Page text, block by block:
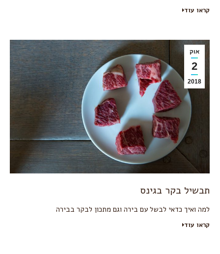
קראו עוד
אוק
2
2018
תבשיל בקר בגינס
למה ואיך כדאי לבשל עם בירה וגם מתכון לבקר בבירה
קראו עוד